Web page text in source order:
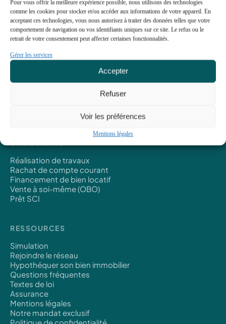
Pour vous offrir la meilleure expérience possible, nous utilisons des technologies
comme les cookies pour stocker et/ou accéder aux informations de votre appareil. En
acceptant ces technologies, vous nous autorisez à traiter des données telles que votre
comportement de navigation ou vos identifiants uniques sur ce site. Le refus ou le
retrait de votre consentement peut affecter certaines fonctionnalités.
Gérer les services
Accepter
Refuser
Voir les préférences
Mentions légales
◉ 3 rue Copernic, 75016 Paris
NOS SERVICES
Crédit immobilier
Rachat de crédit
Rachat de soulte
Transactions immobilières
Réalisation de travaux
Rachat de compte courant
Financement de bien locatif
Vente à soi-même (OBO)
Prêt SCI
RESSOURCES
Simulation
Rejoindre le réseau
Hypothéquer son bien immobilier
Questions fréquentes
Textes de loi
Assurance
Mentions légales
Notre mandat exclusif